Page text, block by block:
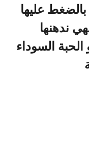
عليها
ندهنها
السوداء